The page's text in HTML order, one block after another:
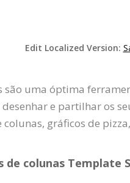
Edit Localized Version:
são uma óptima
e partilhar os
colunas, gráficos de
de colunas Template